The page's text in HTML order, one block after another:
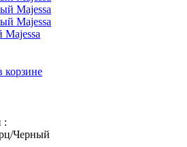
корзине
:
Черный